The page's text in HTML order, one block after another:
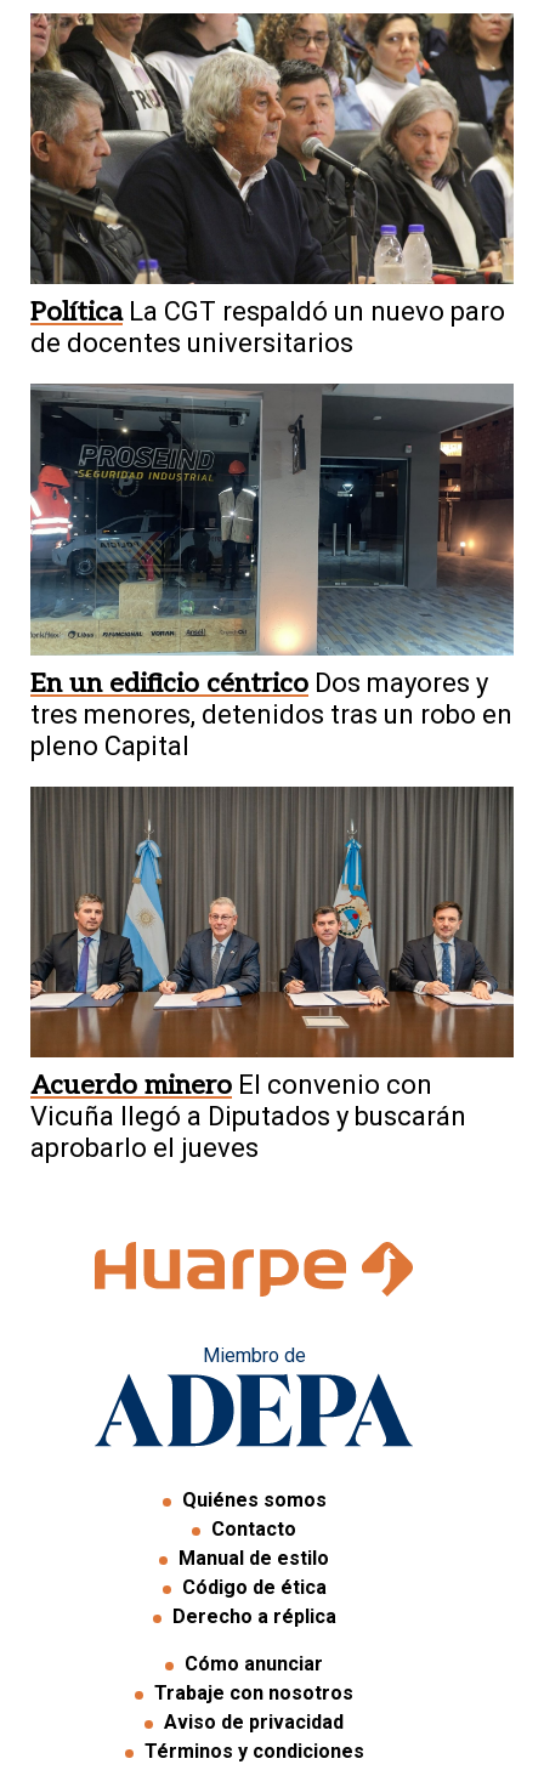
Política La CGT respaldó un nuevo paro
de docentes universitarios
En un edificio céntrico Dos mayores y
tres menores, detenidos tras un robo en
pleno Capital
Acuerdo minero El convenio con
Vicuña llegó a Diputados y buscarán
aprobarlo el jueves
Miembro de
Quiénes somos
Contacto
Manual de estilo
Código de ética
Derecho a réplica
Cómo anunciar
Trabaje con nosotros
Aviso de privacidad
Términos y condiciones